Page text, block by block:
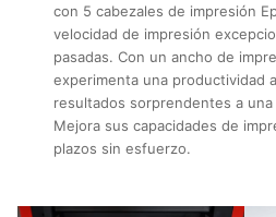
con 5 cabezales de impresión
velocidad de impresión
pasadas. Con un ancho de
experimenta una productividad
resultados sorprendentes a
Mejora sus capacidades de
plazos sin esfuerzo.